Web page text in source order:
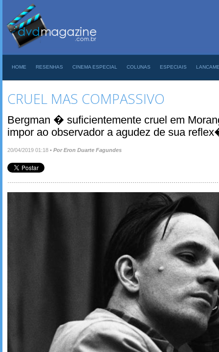
HOME RESENHAS CINEMA ESPECIAL COLUNAS ESPECIAIS
CRUEL MAS COMPASSIVO
Bergman � suficientemente cruel em
impor ao observador a agudez de sua
20/04/2019 01:18 • Por Eron Duarte Fagundes